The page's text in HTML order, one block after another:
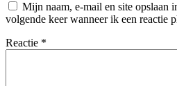
Mijn naam, e-mail en site opslaan
volgende keer wanneer ik een reactie
Reactie *